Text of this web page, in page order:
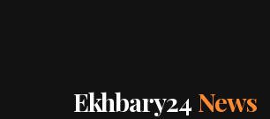
Ekhbary24 News